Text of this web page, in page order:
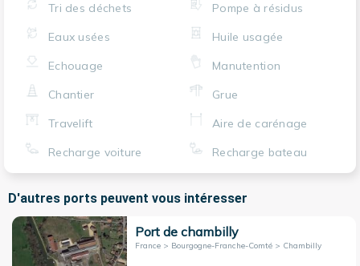
Tri des déchets
Pompe à résidus
Eaux usées
Huile usagée
Echouage
Manutention
Chantier
Grue
Travelift
Aire de carénage
Recharge voiture
Recharge bateau
D'autres ports peuvent vous intéresser
Port de chambilly
France > Bourgogne-Franche-Comté > Chambilly